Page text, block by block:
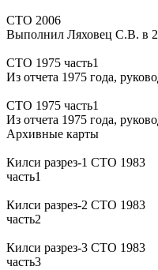
СТО 2006
Выполнил Ляховец С.В. в
СТО 1975 часть1
Из отчета 1975 года,
СТО 1975 часть1
Из отчета 1975 года,
Архивные карты
Килси разрез-1 СТО 1983
часть1
Килси разрез-2 СТО 1983
часть2
Килси разрез-3 СТО 1983
часть3